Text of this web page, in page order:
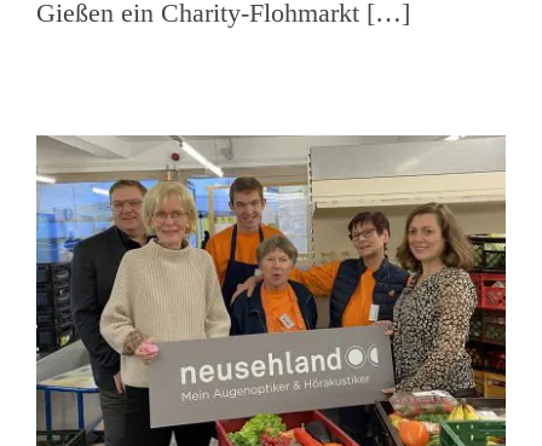
Gießen ein Charity-Flohmarkt […]